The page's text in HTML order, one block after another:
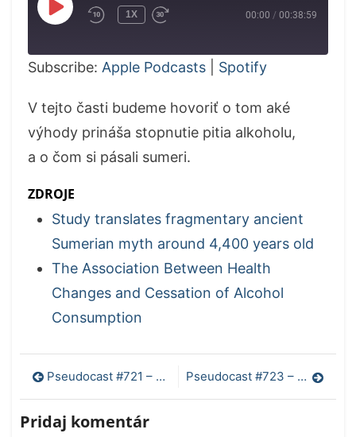
PLAY
EPISODE
1X 00:00 / 00:38:59
Subscribe: Apple Podcasts Spotify
V tejto časti budeme hovoriť o tom aké
výhody prináša stopnutie pitia alkoholu,
a o čom si pásali sumeri.
ZDROJE
Study translates fragmentary ancient
Sumerian myth around 4,400 years old
The Association Between Health
Changes and Cessation of Alcohol
Consumption
Navigácia
v
Pseudocast #721 – Pondelkitída, magicke podania vo volejbale a je humor evolučná výhoda Pseudocast #723 – Slovinsko, vírus a rakovina, tsunami
Pridaj komentár